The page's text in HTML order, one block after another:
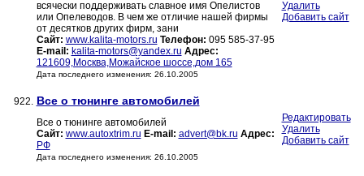
всячески поддерживать славное имя Опелистов
или Опелеводов. В чем же отличие нашей фирмы
от десятков других фирм, зани
Сайт: www.kalita-motors.ru Телефон: 095 585-37-95
E-mail: kalita-motors@yandex.ru Адрес:
121609,Москва,Можайское шоссе,дом 165
Дата последнего изменения: 26.10.2005
Удалить
Добавить сайт
922. Все о тюнинге автомобилей
Все о тюнинге автомобилей
Сайт: www.autoxtrim.ru E-mail: advert@bk.ru Адрес:
РФ
Дата последнего изменения: 26.10.2005
Редактировать
Удалить
Добавить сайт